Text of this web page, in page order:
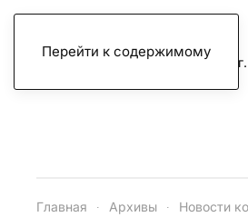
Перейти к содержимому
четверг, 6 августа 2026 г.
Главная Архивы Новости